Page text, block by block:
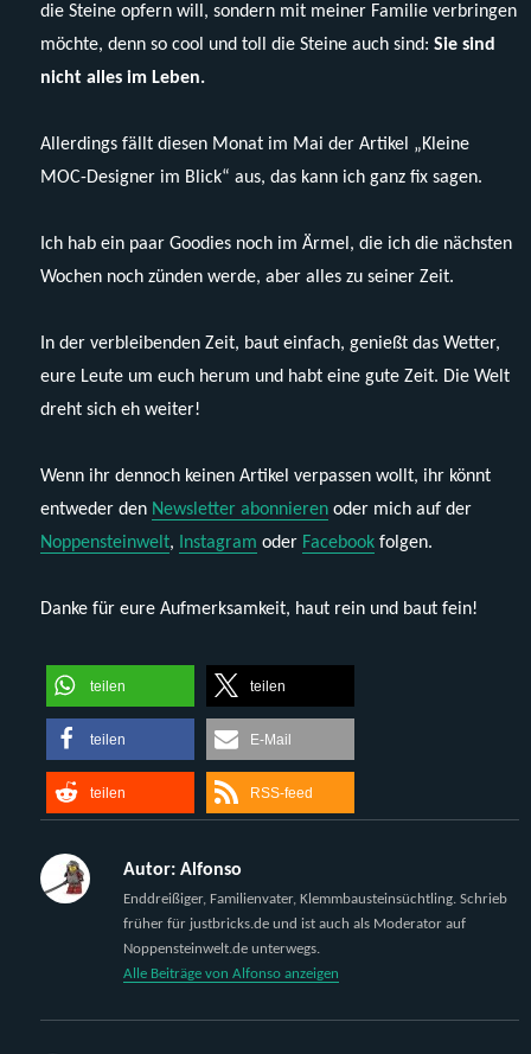
die Steine opfern will, sondern mit meiner Familie verbringen
möchte, denn so cool und toll die Steine auch sind:Sie sind
nicht alles im Leben.
Allerdings fällt diesen Monat im Mai der Artikel „Kleine
MOC-Designer im Blick“ aus, das kann ich ganz fix sagen.
Ich hab ein paar Goodies noch im Ärmel, die ich die nächsten
Wochen noch zünden werde, aber alles zu seiner Zeit.
In der verbleibenden Zeit, baut einfach, genießt das Wetter,
eure Leute um euch herum und habt eine gute Zeit. Die Welt
dreht sich eh weiter!
Wenn ihr dennoch keinen Artikel verpassen wollt, ihr könnt
entweder den Newsletter abonnieren oder mich auf der
Noppensteinwelt, Instagram oder Facebook folgen.
Danke für eure Aufmerksamkeit, haut rein und baut fein!
teilen teilen
teilen E-Mail
teilen RSS-feed
Autor: Alfonso
Enddreißiger, Familienvater, Klemmbausteinsüchtling. Schrieb
früher für justbricks.de und ist auch als Moderator auf
Noppensteinwelt.de unterwegs.
Alle Beiträge von Alfonso anzeigen